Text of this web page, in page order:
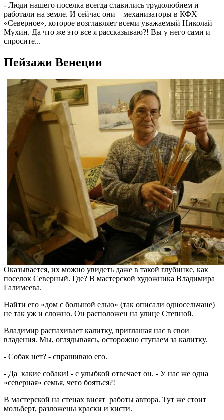
- Люди нашего поселка всегда славились трудолюбием и
работали на земле. И сейчас они – механизаторы в КФХ
«Северное», которое возглавляет всеми уважаемый Николай
Мухин. Да что же это все я рассказываю?! Вы у него сами и
спросите...
Пейзажи Венеции
Оказывается, их можно увидеть даже в такой глубинке, как
поселок Северный. Где? В мастерской художника Владимира
Галимеева.
Найти его «дом с большой елью» (так описали односельчане)
не так уж и сложно. Он расположен на улице Степной.
Владимир распахивает калитку, приглашая нас в свои
владения. Мы, оглядываясь, осторожно ступаем за калитку.
- Собак нет? - спрашиваю его.
- Да какие собаки! - с улыбкой отвечает он. - У нас же одна
«северная» семья, чего бояться?!
В мастерской на стенах висят работы автора. Тут же стоит
мольберт, разложены краски и кисти.